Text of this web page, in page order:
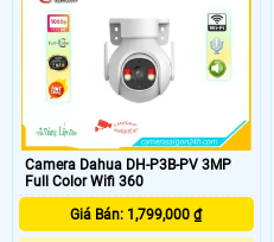
Camera Dahua DH-P3B-PV 3MP
Full Color Wifi 360
Giá Bán: 1,799,000 ₫